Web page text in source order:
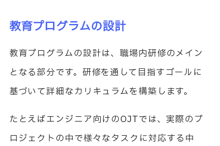
教育プログラムの設計
教育プログラムの設計は、職場内研修のメイン
となる部分です。研修を通して目指すゴールに
基づいて詳細なカリキュラムを構築します。
たとえばエンジニア向けのOJTでは、実際のプ
ロジェクトの中で様々なタスクに対応する中